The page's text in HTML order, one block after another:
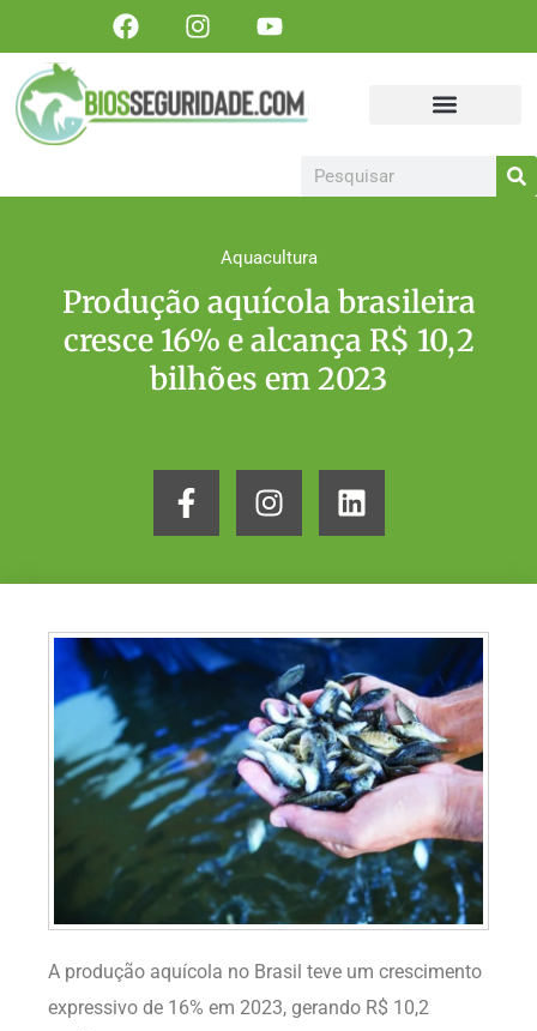
Aquacultura
Produção aquícola brasileira
cresce 16% e alcança R$ 10,2
bilhões em 2023
A produção aquícola no Brasil teve um crescimento
expressivo de 16% em 2023, gerando R$ 10,2